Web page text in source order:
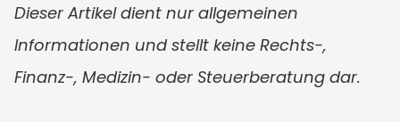
Dieser Artikel dient nur allgemeinen
Informationen und stellt keine Rechts-,
Finanz-, Medizin- oder Steuerberatung dar.